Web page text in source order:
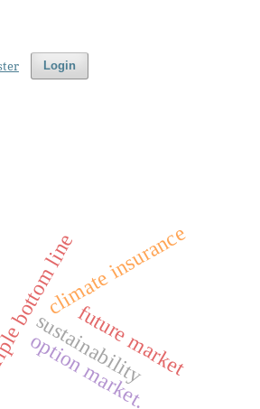
Login
sustainability
line
climate insurance
future market
option market.